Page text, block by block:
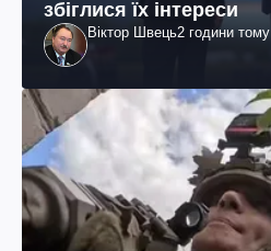
збіглися їх інтереси
Віктор Швець2 години тому